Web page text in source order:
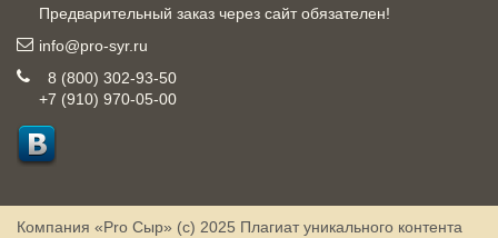
Предварительный заказ через сайт обязателен!
info@pro-syr.ru
8 (800) 302-93-50
+7 (910) 970-05-00
Компания «Pro Сыр» (с) 2025 Плагиат уникального контента